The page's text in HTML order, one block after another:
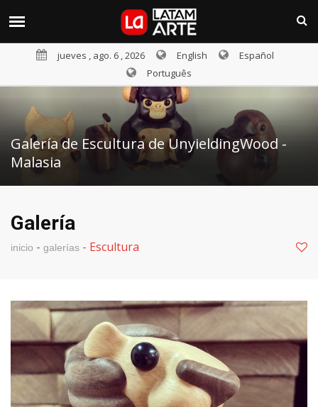
jueves , ago. 6 , 2026 English
Español
Português
Galería de Escultura de UnyieldingWood -
Malasia
Galería
inicio - galerías - Escultura